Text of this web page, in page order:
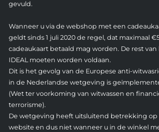
gevuld.
Wanneer u via de webshop met een
geldt sinds 1 juli 2020 de regel, dat maximaal
cadeaukaart betaald mag worden. De rest van
IDEAL moeten worden voldaan.
Dit is het gevolg van de Europese anti-
in de Nederlandse wetgeving is
(Wet ter voorkoming van witwassen en
terrorisme).
De wetgeving heeft uitsluitend betrekking op
website en dus niet wanneer u in de winkel